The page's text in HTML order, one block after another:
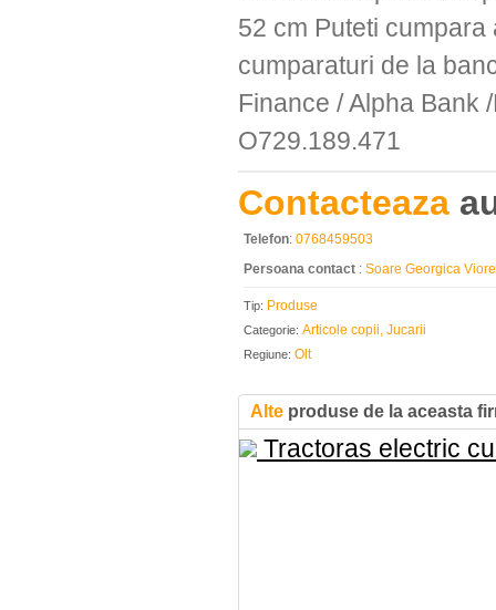
52 cm Puteti
cumparaturi de la
Finance / Alpha Bank
O729.189.471
Contacteaza
Telefon: 0768459503
Persoana contact : Soare Georgica
Tip: Produse
Categorie: Articole copii, Jucarii
Regiune: Olt
Alte produse de la aceasta
Tractoras electric